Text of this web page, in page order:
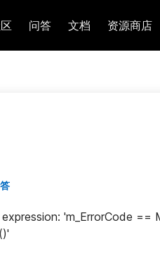
问答 文档 资源商店
'm_ErrorCode ==